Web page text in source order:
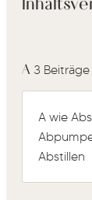
A 3
A wie
Abstillen